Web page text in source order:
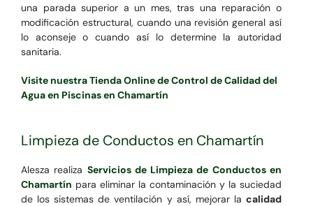
una parada superior a un mes, tras una reparación o
modificación estructural, cuando una revisión general así
lo aconseje o cuando así lo determine la autoridad
sanitaria.
Visite nuestra Tienda Online de Control de Calidad del
Agua en Piscinas en Chamartín
Limpieza de Conductos en Chamartín
Alesza realiza Servicios de Limpieza de Conductos en
Chamartín para eliminar la contaminación y la suciedad
de los sistemas de ventilación y así, mejorar lacalidad